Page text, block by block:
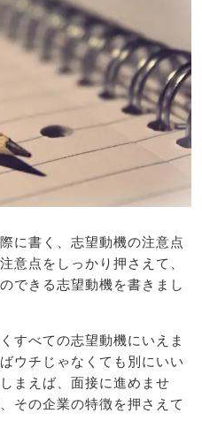
に書く、志望動機の注意点
意点をしっかり押さえて、
できる志望動機を書きまし
すべての志望動機にいえま
ウチじゃなくても別にいい
まえば、面接に進めませ
その企業の特徴を押さえて